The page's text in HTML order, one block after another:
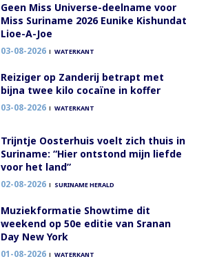
Geen Miss Universe-deelname voor
Miss Suriname 2026 Eunike Kishundat
Lioe-A-Joe
03-08-2026 WATERKANT
Reiziger op Zanderij betrapt met
bijna twee kilo cocaïne in koffer
03-08-2026 WATERKANT
Trijntje Oosterhuis voelt zich thuis in
Suriname: “Hier ontstond mijn liefde
voor het land”
02-08-2026 SURINAME HERALD
Muziekformatie Showtime dit
weekend op 50e editie van Sranan
Day New York
01-08-2026 WATERKANT